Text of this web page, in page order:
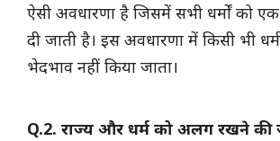
ऐसी अवधारणा है जिसमें सभी धर्मों को एक
दी जाती है। इस अवधारणा में किसी भी
भेदभाव नहीं किया जाता।
Q.2. राज्य और धर्म को अलग रखने की